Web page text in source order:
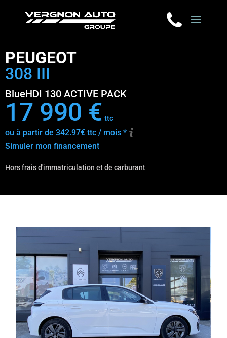
PEUGEOT
308 III
BlueHDI 130 ACTIVE PACK
17 990 € ttc
ou à partir de 342.97€ ttc / mois *
Simuler mon financement
Hors frais d'immatriculation et de carburant